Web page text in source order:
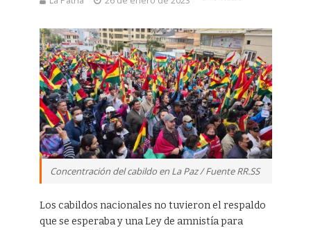
Concentración del cabildo en La Paz / Fuente RR.SS
Los cabildos nacionales no tuvieron el respaldo
que se esperaba y una Ley de amnistía para